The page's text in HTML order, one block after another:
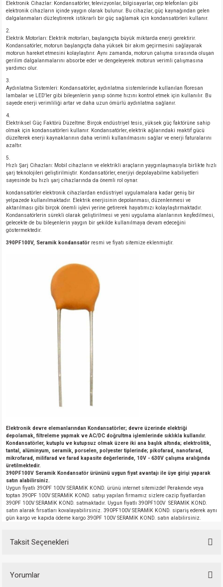
Elektronik Cihazlar: Kondansatörler, televizyonlar, bilgisayarlar, cep telefonları gibi
elektronik cihazların içinde yaygın olarak bulunur. Bu cihazlar, güç kaynağından gelen
dalgalanmaları düzleştirerek istikrarlı bir güç sağlamak için kondansatörleri kullanır.
Elektrik Motorları: Elektrik motorları, başlangıçta büyük miktarda enerji gerektirir.
Kondansatörler, motorun başlangıçta daha yüksek bir akım geçirmesini sağlayarak
motorun hareket etmesini kolaylaştırır. Aynı zamanda, motorun çalışma sırasında oluşan
gerilim dalgalanmalarını absorbe eder ve dengeleyerek motorun verimli çalışmasına
yardımcı olur.
Aydınlatma Sistemleri: Kondansatörler, aydınlatma sistemlerinde kullanılan floresan
lambalar ve LED'ler gibi bileşenlerin yanıp sönme hızını kontrol etmek için kullanılır. Bu
sayede enerji verimliliği artar ve daha uzun ömürlü aydınlatma sağlanır.
Elektriksel Güç Faktörü Düzeltme: Birçok endüstriyel tesis, yüksek güç faktörüne sahip
olmak için kondansatörleri kullanır. Kondansatörler, elektrik ağlarındaki reaktif gücü
düzelterek enerji kaynaklarının daha verimli kullanılmasını sağlar ve enerji faturalarını
azaltır.
Hızlı Şarj Cihazları: Mobil cihazların ve elektrikli araçların yaygınlaşmasıyla birlikte hızlı
şarj teknolojileri geliştirilmiştir. Kondansatörler, enerjiyi depolayabilme kabiliyetleri
sayesinde bu hızlı şarj cihazlarında da önemli rol oynar.
kondansatörler elektronik cihazlardan endüstriyel uygulamalara kadar geniş bir
yelpazede kullanılmaktadır. Elektrik enerjisinin depolanması, düzenlenmesi ve
aktarılması gibi birçok önemli işlevi yerine getirerek hayatımızı kolaylaştırmaktadır.
Kondansatörlerin sürekli olarak geliştirilmesi ve yeni uygulama alanlarının keşfedilmesi,
gelecekte de bu bileşenlerin yaygın bir şekilde kullanılmaya devam edeceğini
göstermektedir.
390PF100V, Seramik kondansatör resmi ve fiyatı sitemize eklenmiştir.
Elektronik devre elemanlarından Kondansatörler; devre üzerinde elektriği
depolamak, filtreleme yapmak ve AC/DC doğrultma işlemlerinde sıklıkla kullanılır.
Kondansatörler, kutuplu ve kutupsuz olmak üzere iki ana başlık altında; elektrolitik,
tantal, alüminyum, seramik, porselen, polyester tiplerinde; pikofarad, nanofarad,
mikrofarad, milifarad ve farad kapasite değerlerinde, 10V - 630V çalışma aralığında
üretilmektedir.
390PF100V Seramik Kondansatör ürününü uygun fiyat avantajı ile üye girişi yaparak
satın alabilirsiniz.
Uygun fiyatlı 390PF 100V SERAMİK KOND. ürünü internet sitemizde! Perakende veya
toptan 390PF 100V SERAMİK KOND. satışı yapılan firmamız sizlere cazip fiyatlardan
390PF 100V SERAMİK KOND. satmaktadır. Uygun fiyatlı 390PF100V SERAMİK KOND.
satın alarak fırsatları kovalayabilirsiniz. 390PF100V SERAMİK KOND. sipariş ederek aynı
gün kargo ve kapıda ödeme kargo 390PF 100V SERAMİK KOND. satın alabilirsiniz.
Taksit Seçenekleri
Yorumlar